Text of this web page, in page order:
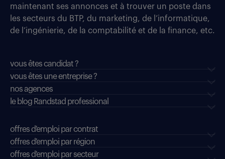
maintenant ses annonces et à trouver un poste dans
les secteurs du BTP, du marketing, de l’informatique,
de l’ingénierie, de la comptabilité et de la finance, etc.
vous êtes candidat ?
vous êtes une entreprise ?
nos agences
le blog Randstad professional
offres d'emploi par contrat
offres d'emploi par région
offres d'emploi par secteur